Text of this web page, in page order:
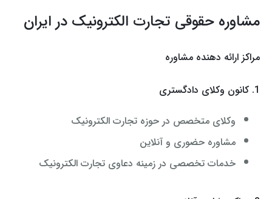
مشاوره حقوقی تجارت الکترونیک در ایران
مراکز ارائه دهنده مشاوره
1. کانون وکلای دادگستری
وکلای متخصص در حوزه تجارت الکترونیک
مشاوره حضوری و آنلاین
خدمات تخصصی در زمینه دعاوی تجارت الکترونیک